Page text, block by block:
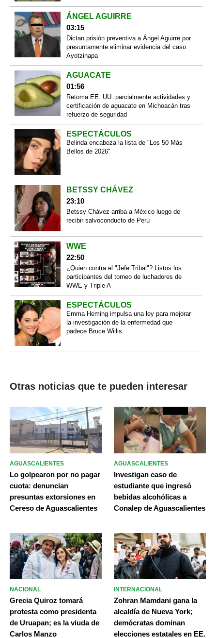
ÁNGEL AGUIRRE
03:15
Dictan prisión preventiva a Ángel Aguirre por
presuntamente eliminar evidencia del caso
Ayotzinapa
AGUACATE
01:56
Retoma EE. UU. parcialmente actividades y
certificación de aguacate en Michoacán tras
refuerzo de seguridad
ESPECTÁCULOS
Belinda encabeza la lista de "Los 50 Más
Bellos de 2026"
BETSSY CHÁVEZ
23:10
Betssy Chávez arriba a México luego de
recibir salvoconducto de Perú
WWE
22:50
¿Quien contra el "Jefe Tribal"? Listos los
participantes del torneo de luchadores de
WWE y Triple A
ESPECTÁCULOS
Emma Heming impulsa una ley para mejorar
la investigación de la enfermedad que
padece Bruce Willis
Otras noticias que te pueden interesar
AGUASCALIENTES
Lo golpearon por no pagar
cuota: denuncian
presuntas extorsiones en
Cereso de Aguascalientes
AGUASCALIENTES
Investigan caso de
estudiante que ingresó
bebidas alcohólicas a
Conalep de Aguascalientes
NACIONAL
Grecia Quiroz tomará
protesta como presidenta
de Uruapan; es la viuda de
Carlos Manzo
INTERNACIONAL
Zohran Mamdani gana la
alcaldía de Nueva York;
demócratas dominan
elecciones estatales en EE.